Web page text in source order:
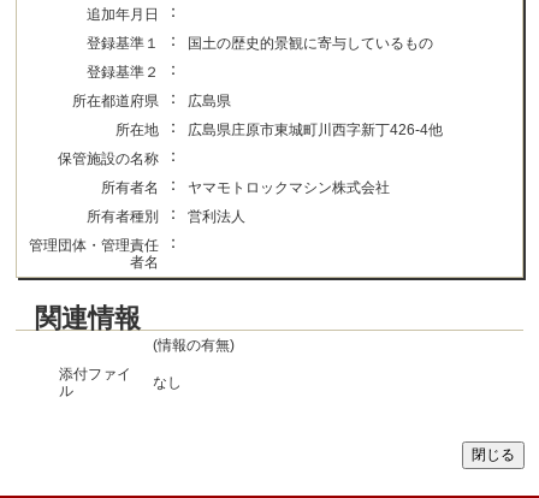
追加年月日
：
登録基準１ ：
国土の歴史的景観に寄与しているもの
登録基準２
：
所在都道府県 ：
広島県
所在地
：
広島県庄原市東城町川西字新丁426-4他
保管施設の名称
：
所有者名 ：
ヤマモトロックマシン株式会社
所有者種別
：
営利法人
管理団体・管理責任
者名
：
関連情報
(情報の有無)
添付ファイ
ル
なし